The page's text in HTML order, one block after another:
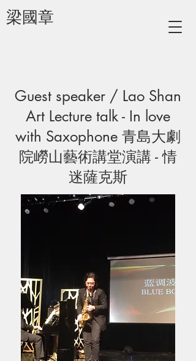
梁國章
Guest speaker / Lao Shan
Art Lecture talk - In love
with Saxophone 青島大劇
院嶗山藝術講堂演講 - 情
迷薩克斯